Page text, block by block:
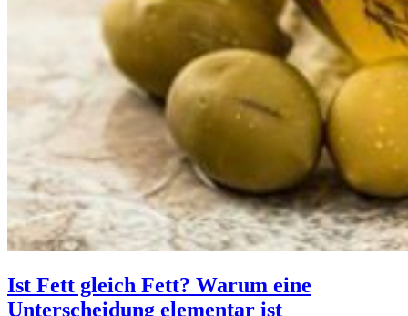
Ist Fett gleich Fett? Warum eine
Unterscheidung elementar ist